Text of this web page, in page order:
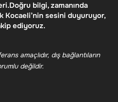
bilgi, zamanında
Kocaeli’nin sesini duyuruyor,
ediyoruz.
amaçlıdır, dış bağlantıların
değildir.